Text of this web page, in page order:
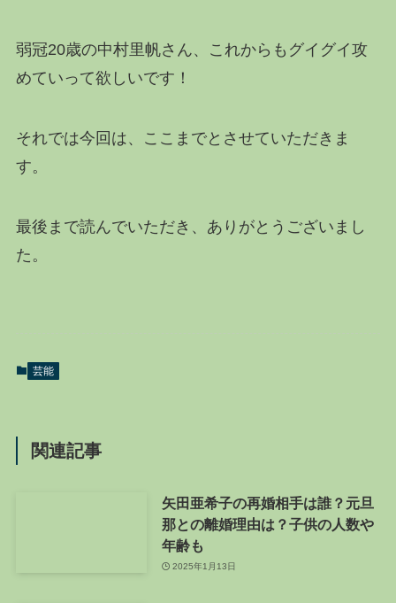
弱冠20歳の中村里帆さん、これからもグイグイ攻
めていって欲しいです！
それでは今回は、ここまでとさせていただきま
す。
最後まで読んでいただき、ありがとうございまし
た。
芸能
関連記事
矢田亜希子の再婚相手は誰？元旦
那との離婚理由は？子供の人数や
年齢も
2025年1月13日